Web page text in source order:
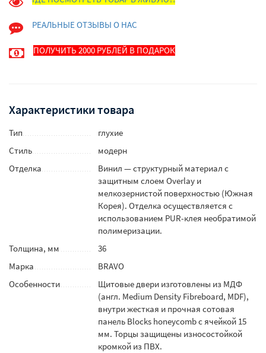
РЕАЛЬНЫЕ ОТЗЫВЫ О НАС
ПОЛУЧИТЬ 2000 РУБЛЕЙ В ПОДАРОК
Характеристики товара
Тип
глухие
Стиль
модерн
Отделка
Винил — структурный материал с
защитным слоем Overlay и
мелкозернистой поверхностью (Южная
Корея). Отделка осуществляется с
использованием PUR-клея необратимой
полимеризации.
Толщина, мм
36
Марка
BRAVO
Особенности
Щитовые двери изготовлены из МДФ
(англ. Medium Density Fibreboard, MDF),
внутри жесткая и прочная сотовая
панель Blocks honeycomb с ячейкой 15
мм. Торцы защищены износостойкой
кромкой из ПВХ.